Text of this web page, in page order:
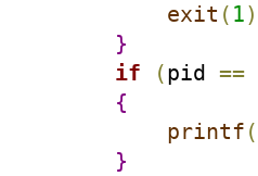
exit ( 1)
}
if
(pid ==
{
printf (
}